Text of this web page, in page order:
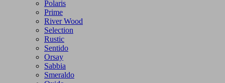
Polaris
Prime
River Wood
Selection
Rustic
Sentido
Orsay
Sabbia
Smeraldo